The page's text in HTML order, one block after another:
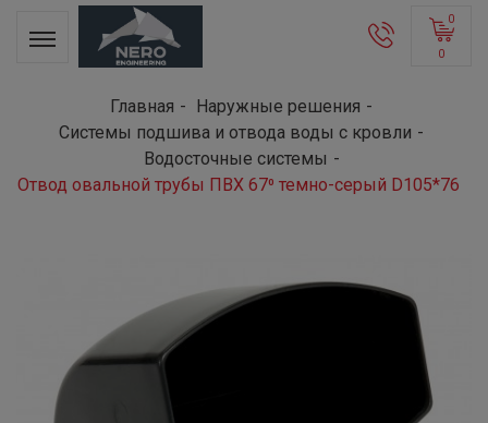
0
0
Главная
Наружные решения
Системы подшива и отвода воды с кровли
Водосточные системы
Отвод овальной трубы ПВХ 67⁰ темно-серый D105*76